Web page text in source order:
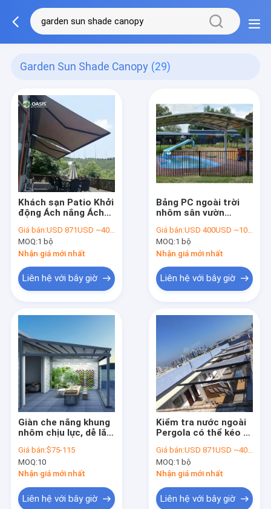
Garden Sun Shade Canopy (29)
Khách sạn Patio Khởi
động Ách nắng Ách
kích thước màu sắc
Giá bán:USD 871USD ~4000USD or more based on the sizes
MOQ:1 bộ
Nhận giá mới nhất
Liên hệ với bây giờ
Bảng PC ngoài trời
nhôm sân vườn
để che nắng
Giá bán:USD 400USD ~1000USD or more based on the sizes
MOQ:1 bộ
Nhận giá mới nhất
Liên hệ với bây giờ
Giàn che nắng khung
nhôm chịu lực, dễ lắp
thể thu vào cho sân
thượng & sân sau
Giá bán:$75-115
MOQ:10
Nhận giá mới nhất
Liên hệ với bây giờ
Kiểm tra nước ngoài
Pergola có thể kéo ra
tự động
Giá bán:USD 871USD ~4000USD or more based on the sizes
MOQ:1 bộ
Nhận giá mới nhất
Liên hệ với bây giờ